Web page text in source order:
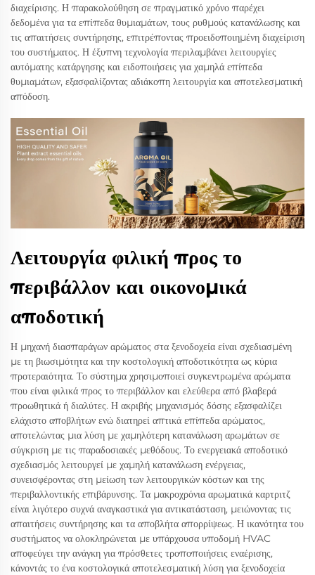
διαχείρισης. Η παρακολούθηση σε πραγματικό χρόνο παρέχει
δεδομένα για τα επίπεδα θυμιαμάτων, τους ρυθμούς κατανάλωσης και
τις απαιτήσεις συντήρησης, επιτρέποντας προειδοποιημένη διαχείριση
του συστήματος. Η έξυπνη τεχνολογία περιλαμβάνει λειτουργίες
αυτόματης κατάργησης και ειδοποιήσεις για χαμηλά επίπεδα
θυμιαμάτων, εξασφαλίζοντας αδιάκοπη λειτουργία και αποτελεσματική
απόδοση.
Λειτουργία φιλική προς το
περιβάλλον και οικονομικά
αποδοτική
Η μηχανή διασπαράγων αρώματος στα ξενοδοχεία είναι σχεδιασμένη
με τη βιωσιμότητα και την κοστολογική αποδοτικότητα ως κύρια
προτεραιότητα. Το σύστημα χρησιμοποιεί συγκεντρωμένα αρώματα
που είναι φιλικά προς το περιβάλλον και ελεύθερα από βλαβερά
προωθητικά ή διαλύτες. Η ακριβής μηχανισμός δόσης εξασφαλίζει
ελάχιστο αποβλήτων ενώ διατηρεί απτικά επίπεδα αρώματος,
αποτελώντας μια λύση με χαμηλότερη κατανάλωση αρωμάτων σε
σύγκριση με τις παραδοσιακές μεθόδους. Το ενεργειακά αποδοτικό
σχεδιασμός λειτουργεί με χαμηλή κατανάλωση ενέργειας,
συνεισφέροντας στη μείωση των λειτουργικών κόστων και της
περιβαλλοντικής επιβάρυνσης. Τα μακροχρόνια αρωματικά καρτριτζ
είναι λιγότερο συχνά αναγκαστικά για αντικατάσταση, μειώνοντας τις
απαιτήσεις συντήρησης και τα αποβλήτα απορρίψεως. Η ικανότητα του
συστήματος να ολοκληρώνεται με υπάρχουσα υποδομή HVAC
αποφεύγει την ανάγκη για πρόσθετες τροποποιήσεις εναέρισης,
κάνοντάς το ένα κοστολογικά αποτελεσματική λύση για ξενοδοχεία